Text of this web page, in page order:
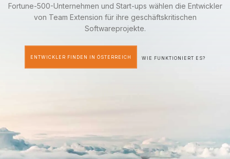
Fortune-500-Unternehmen und Start-ups wählen die Entwickler
von Team Extension für ihre geschäftskritischen
Softwareprojekte.
ENTWICKLER FINDEN IN ÖSTERREICH WIE FUNKTIONIERT ES?